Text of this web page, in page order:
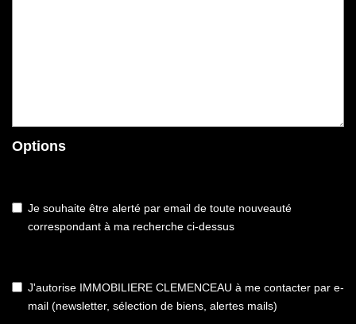
Options
Je souhaite être alerté par email de toute nouveauté
correspondant à ma recherche ci-dessus
J'autorise IMMOBILIERE CLEMENCEAU à me contacter par e-
mail (newsletter, sélection de biens, alertes mails)